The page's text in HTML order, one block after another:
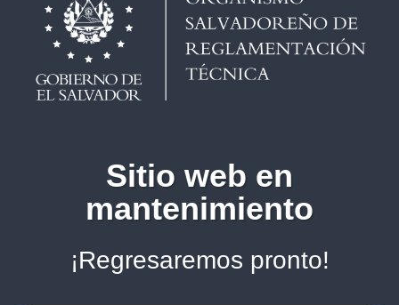
Sitio web en
mantenimiento
¡Regresaremos pronto!